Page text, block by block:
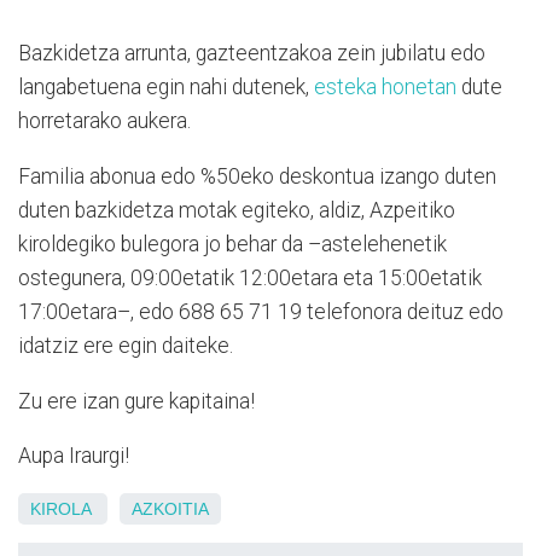
Bazkidetza arrunta, gazteentzakoa zein jubilatu edo
langabetuena egin nahi dutenek, esteka honetan dute
horretarako aukera.
Familia abonua edo %50eko deskontua izango duten
duten bazkidetza motak egiteko, aldiz, Azpeitiko
kiroldegiko bulegora jo behar da –astelehenetik
ostegunera, 09:00etatik 12:00etara eta 15:00etatik
17:00etara–, edo 688 65 71 19 telefonora deituz edo
idatziz ere egin daiteke.
Zu ere izan gure kapitaina!
Aupa Iraurgi!
KIROLA AZKOITIA